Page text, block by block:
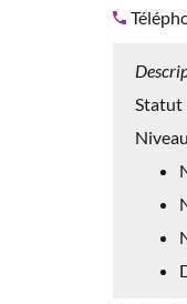
Statut